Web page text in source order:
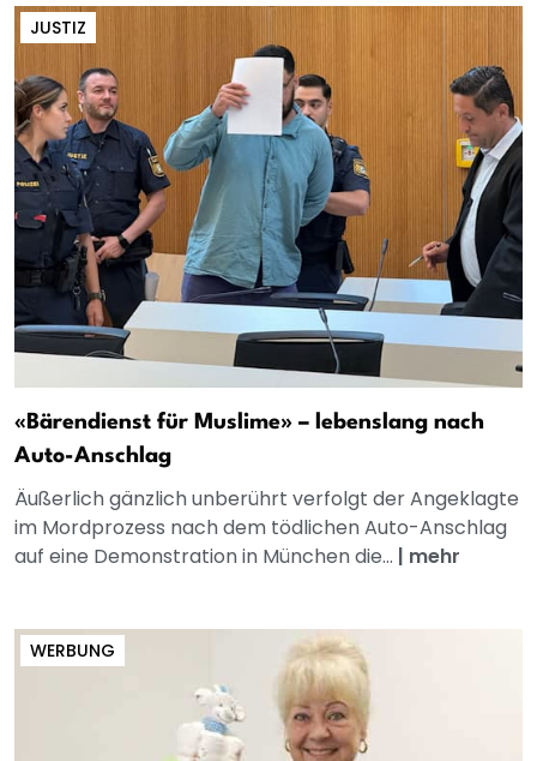
JUSTIZ
«Bärendienst für Muslime» – lebenslang nach
Auto-Anschlag
Äußerlich gänzlich unberührt verfolgt der Angeklagte
im Mordprozess nach dem tödlichen Auto-Anschlag
auf eine Demonstration in München die... | mehr
WERBUNG